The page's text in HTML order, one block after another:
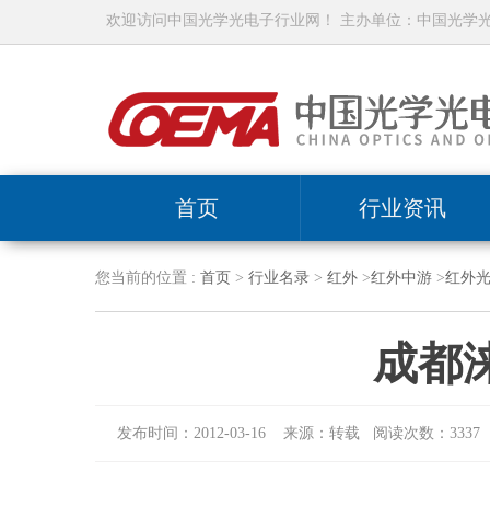
欢迎访问中国光学光电子行业网！ 主办单位：中国光学
首页 行业资讯
您当前的位置 : 首页 > 行业名录> 红外>红外中游>红外
成都
发布时间：2012-03-16 来源：转载 阅读次数：3337